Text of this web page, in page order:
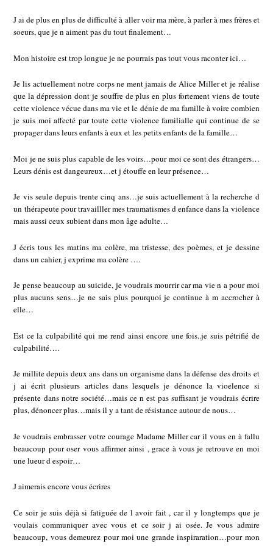
J ai de plus en plus de difficulté à aller voir ma mère, à parler à mes frères et
soeurs, que je n aiment pas du tout finalement…
Mon histoire est trop longue je ne pourrais pas tout vous raconter ici…
Je lis actuellement notre corps ne ment jamais de Alice Miller et je réalise
que la dépression dont je souffre de plus en plus fortement viens de toute
cette violence vécue dans ma vie et le dénie de ma famille à voire combien
je suis moi affecté par toute cette violence familialle qui continue de se
propager dans leurs enfants à eux et les petits enfants de la famille…
Moi je ne suis plus capable de les voirs…pour moi ce sont des étrangers…
Leurs dénis est dangeureux…et j étouffe en leur présence…
Je vis seule depuis trente cinq ans…je suis actuellement à la recherche d
un thérapeute pour travailller mes traumatismes d enfance dans la violence
mais aussi ceux subient dans mon âge adulte…
J écris tous les matins ma colère, ma tristesse, des poèmes, et je dessine
dans un cahier, j exprime ma colère ….
Je pense beaucoup au suicide, je voudrais mourrir car ma vie n a pour moi
plus aucuns sens…je ne sais plus pourquoi je continue à m accrocher à
elle…
Est ce la culpabilité qui me rend ainsi encore une fois..je suis pétrifié de
culpabilité….
Je millite depuis deux ans dans un organisme dans la défense des droits et
j ai écrit plusieurs articles dans lesquels je dénonce la vioelence si
présente dans notre société…mais ce n est pas suffisant je voudrais écrire
plus, dénoncer plus…mais il y a tant de résistance autour de nous…
Je voudrais embrasser votre courage Madame Miller car il vous en à fallu
beaucoup pour oser vous affirmer ainsi , grace à vous je retrouve en moi
une lueur d espoir…
J aimerais encore vous écrires
Ce soir je suis déjà si fatiguée de l avoir fait , car il y longtemps que je
voulais communiquer avec vous et ce soir j ai osée. Je vous admire
beaucoup, vous demeurez pour moi une grande inspiraration…pour mon